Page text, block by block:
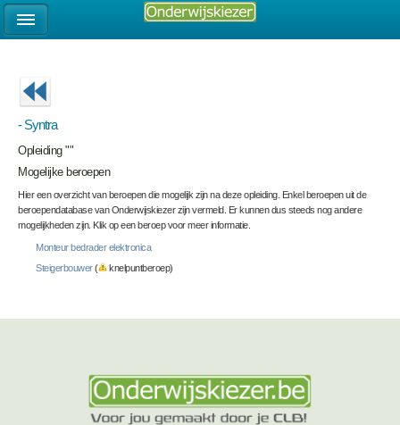
- Syntra
Opleiding ""
Mogelijke beroepen
Hier een overzicht van beroepen die mogelijk zijn na deze opleiding. Enkel beroepen uit de
beroependatabase van Onderwijskiezer zijn vermeld. Er kunnen dus steeds nog andere
mogelijkheden zijn. Klik op een beroep voor meer informatie.
Monteur bedrader elektronica
Steigerbouwer( knelpuntberoep)